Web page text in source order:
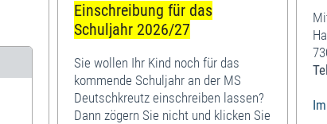
Einschreibung für das
Schuljahr 2026/27
Sie wollen Ihr Kind noch für das
kommende Schuljahr an der MS
Deutschkreutz einschreiben lassen?
Dann zögern Sie nicht und klicken Sie